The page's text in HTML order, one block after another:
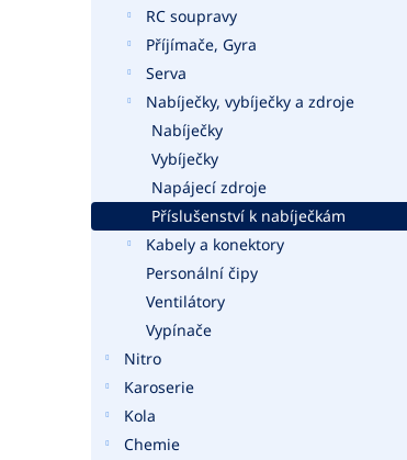
RC soupravy
Příjímače, Gyra
Serva
Nabíječky, vybíječky a zdroje
Nabíječky
Vybíječky
Napájecí zdroje
Příslušenství k nabíječkám
Kabely a konektory
Personální čipy
Ventilátory
Vypínače
Nitro
Karoserie
Kola
Chemie